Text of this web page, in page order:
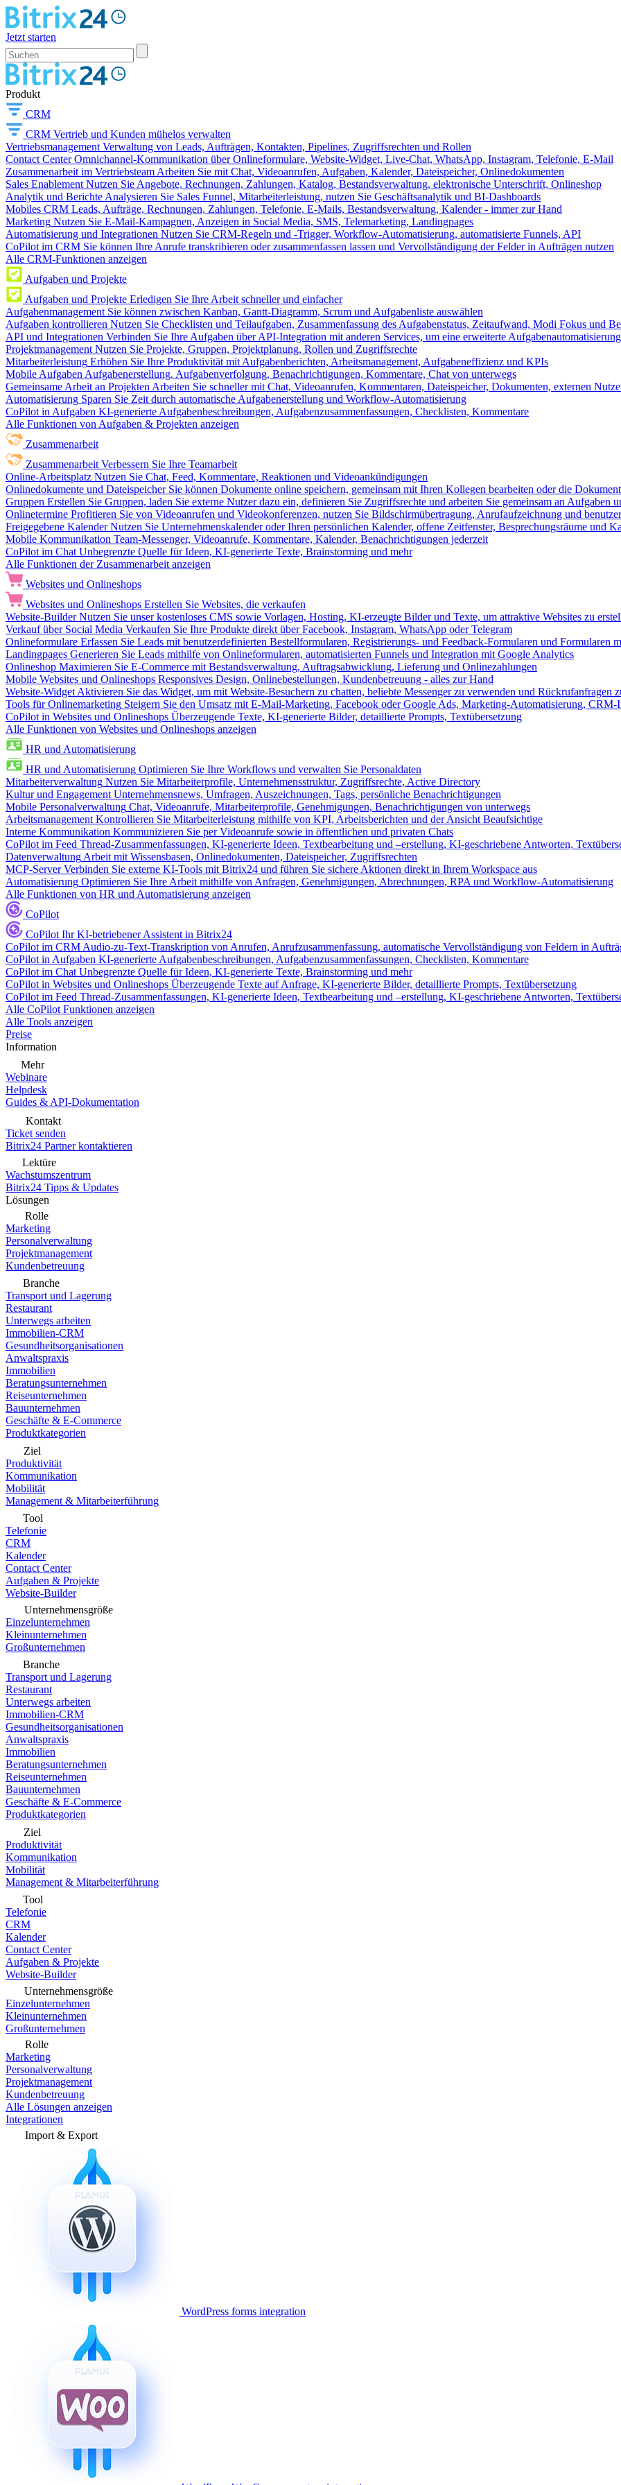
Jetzt starten
Produkt
CRM
CRM Vertrieb und Kunden mühelos verwalten
Vertriebsmanagement Verwaltung von Leads, Aufträgen, Kontakten, Pipelines, Zugriffsrechten und Rollen
Contact Center Omnichannel-Kommunikation über Onlineformulare, Website-Widget, Live-Chat, WhatsApp, Instagram, Telefonie, E-Mail
Zusammenarbeit im Vertriebsteam Arbeiten Sie mit Chat, Videoanrufen, Aufgaben, Kalender, Dateispeicher, Onlinedokumenten
Sales Enablement Nutzen Sie Angebote, Rechnungen, Zahlungen, Katalog, Bestandsverwaltung, elektronische Unterschrift, Onlineshop
Analytik und Berichte Analysieren Sie Sales Funnel, Mitarbeiterleistung, nutzen Sie Geschäftsanalytik und BI-Dashboards
Mobiles CRM Leads, Aufträge, Rechnungen, Zahlungen, Telefonie, E-Mails, Bestandsverwaltung, Kalender - immer zur Hand
Marketing Nutzen Sie E-Mail-Kampagnen, Anzeigen in Social Media, SMS, Telemarketing, Landingpages
Automatisierung und Integrationen Nutzen Sie CRM-Regeln und -Trigger, Workflow-Automatisierung, automatisierte Funnels, API
CoPilot im CRM Sie können Ihre Anrufe transkribieren oder zusammenfassen lassen und Vervollständigung der Felder in Aufträgen nutzen
Alle CRM-Funktionen anzeigen
Aufgaben und Projekte
Aufgaben und Projekte Erledigen Sie Ihre Arbeit schneller und einfacher
Aufgabenmanagement Sie können zwischen Kanban, Gantt-Diagramm, Scrum und Aufgabenliste auswählen
Aufgaben kontrollieren Nutzen Sie Checklisten und Teilaufgaben, Zusammenfassung des Aufgabenstatus, Zeitaufwand, Modi Fokus und
API und Integrationen Verbinden Sie Ihre Aufgaben über API-Integration mit anderen Services, um eine erweiterte
Projektmanagement Nutzen Sie Projekte, Gruppen, Projektplanung, Rollen und Zugriffsrechte
Mitarbeiterleistung Erhöhen Sie Ihre Produktivität mit Aufgabenberichten, Arbeitsmanagement, Aufgabeneffizienz und KPIs
Mobile Aufgaben Aufgabenerstellung, Aufgabenverfolgung, Benachrichtigungen, Kommentare, Chat von unterwegs
Gemeinsame Arbeit an Projekten Arbeiten Sie schneller mit Chat, Videoanrufen, Kommentaren, Dateispeicher, Dokumenten, externen
Automatisierung Sparen Sie Zeit durch automatische Aufgabenerstellung und Workflow-Automatisierung
CoPilot in Aufgaben KI-generierte Aufgabenbeschreibungen, Aufgabenzusammenfassungen, Checklisten, Kommentare
Alle Funktionen von Aufgaben & Projekten anzeigen
Zusammenarbeit
Zusammenarbeit Verbessern Sie Ihre Teamarbeit
Online-Arbeitsplatz Nutzen Sie Chat, Feed, Kommentare, Reaktionen und Videoankündigungen
Onlinedokumente und Dateispeicher Sie können Dokumente online speichern, gemeinsam mit Ihren Kollegen bearbeiten oder die
Gruppen Erstellen Sie Gruppen, laden Sie externe Nutzer dazu ein, definieren Sie Zugriffsrechte und arbeiten Sie gemeinsam an Aufgaben
Onlinetermine Profitieren Sie von Videoanrufen und Videokonferenzen, nutzen Sie Bildschirmübertragung, Anrufaufzeichnung und
Freigegebene Kalender Nutzen Sie Unternehmenskalender oder Ihren persönlichen Kalender, offene Zeitfenster, Besprechungsräume und
Mobile Kommunikation Team-Messenger, Videoanrufe, Kommentare, Kalender, Benachrichtigungen jederzeit
CoPilot im Chat Unbegrenzte Quelle für Ideen, KI-generierte Texte, Brainstorming und mehr
Alle Funktionen der Zusammenarbeit anzeigen
Websites und Onlineshops
Websites und Onlineshops Erstellen Sie Websites, die verkaufen
Website-Builder Nutzen Sie unser kostenloses CMS sowie Vorlagen, Hosting, KI-erzeugte Bilder und Texte, um attraktive Websites zu
Verkauf über Social Media Verkaufen Sie Ihre Produkte direkt über Facebook, Instagram, WhatsApp oder Telegram
Onlineformulare Erfassen Sie Leads mit benutzerdefinierten Bestellformularen, Registrierungs- und Feedback-Formularen und Formularen
Landingpages Generieren Sie Leads mithilfe von Onlineformularen, automatisierten Funnels und Integration mit Google Analytics
Onlineshop Maximieren Sie E-Commerce mit Bestandsverwaltung, Auftragsabwicklung, Lieferung und Onlinezahlungen
Mobile Websites und Onlineshops Responsives Design, Onlinebestellungen, Kundenbetreuung - alles zur Hand
Website-Widget Aktivieren Sie das Widget, um mit Website-Besuchern zu chatten, beliebte Messenger zu verwenden und Rückrufanfragen
Tools für Onlinemarketing Steigern Sie den Umsatz mit E-Mail-Marketing, Facebook oder Google Ads, Marketing-Automatisierung, CRM-
CoPilot in Websites und Onlineshops Überzeugende Texte, KI-generierte Bilder, detaillierte Prompts, Textübersetzung
Alle Funktionen von Websites und Onlineshops anzeigen
HR und Automatisierung
HR und Automatisierung Optimieren Sie Ihre Workflows und verwalten Sie Personaldaten
Mitarbeiterverwaltung Nutzen Sie Mitarbeiterprofile, Unternehmensstruktur, Zugriffsrechte, Active Directory
Kultur und Engagement Unternehmensnews, Umfragen, Auszeichnungen, Tags, persönliche Benachrichtigungen
Mobile Personalverwaltung Chat, Videoanrufe, Mitarbeiterprofile, Genehmigungen, Benachrichtigungen von unterwegs
Arbeitsmanagement Kontrollieren Sie Mitarbeiterleistung mithilfe von KPI, Arbeitsberichten und der Ansicht Beaufsichtige
Interne Kommunikation Kommunizieren Sie per Videoanrufe sowie in öffentlichen und privaten Chats
CoPilot im Feed Thread-Zusammenfassungen, KI-generierte Ideen, Textbearbeitung und –erstellung, KI-geschriebene Antworten,
Datenverwaltung Arbeit mit Wissensbasen, Onlinedokumenten, Dateispeicher, Zugriffsrechten
MCP-Server Verbinden Sie externe KI-Tools mit Bitrix24 und führen Sie sichere Aktionen direkt in Ihrem Workspace aus
Automatisierung Optimieren Sie Ihre Arbeit mithilfe von Anfragen, Genehmigungen, Abrechnungen, RPA und Workflow-Automatisierung
Alle Funktionen von HR und Automatisierung anzeigen
CoPilot
CoPilot Ihr KI-betriebener Assistent in Bitrix24
CoPilot im CRM Audio-zu-Text-Transkription von Anrufen, Anrufzusammenfassung, automatische Vervollständigung von Feldern in
CoPilot in Aufgaben KI-generierte Aufgabenbeschreibungen, Aufgabenzusammenfassungen, Checklisten, Kommentare
CoPilot im Chat Unbegrenzte Quelle für Ideen, KI-generierte Texte, Brainstorming und mehr
CoPilot in Websites und Onlineshops Überzeugende Texte auf Anfrage, KI-generierte Bilder, detaillierte Prompts, Textübersetzung
CoPilot im Feed Thread-Zusammenfassungen, KI-generierte Ideen, Textbearbeitung und –erstellung, KI-geschriebene Antworten,
Alle CoPilot Funktionen anzeigen
Alle Tools anzeigen
Preise
Information
Mehr
Webinare
Helpdesk
Guides & API-Dokumentation
Kontakt
Ticket senden
Bitrix24 Partner kontaktieren
Lektüre
Wachstumszentrum
Bitrix24 Tipps & Updates
Lösungen
Rolle
Marketing
Personalverwaltung
Projektmanagement
Kundenbetreuung
Branche
Transport und Lagerung
Restaurant
Unterwegs arbeiten
Immobilien-CRM
Gesundheitsorganisationen
Anwaltspraxis
Immobilien
Beratungsunternehmen
Reiseunternehmen
Bauunternehmen
Geschäfte & E-Commerce
Produktkategorien
Ziel
Produktivität
Kommunikation
Mobilität
Management & Mitarbeiterführung
Tool
Telefonie
CRM
Kalender
Contact Center
Aufgaben & Projekte
Website-Builder
Unternehmensgröße
Einzelunternehmen
Kleinunternehmen
Großunternehmen
Branche
Transport und Lagerung
Restaurant
Unterwegs arbeiten
Immobilien-CRM
Gesundheitsorganisationen
Anwaltspraxis
Immobilien
Beratungsunternehmen
Reiseunternehmen
Bauunternehmen
Geschäfte & E-Commerce
Produktkategorien
Ziel
Produktivität
Kommunikation
Mobilität
Management & Mitarbeiterführung
Tool
Telefonie
CRM
Kalender
Contact Center
Aufgaben & Projekte
Website-Builder
Unternehmensgröße
Einzelunternehmen
Kleinunternehmen
Großunternehmen
Rolle
Marketing
Personalverwaltung
Projektmanagement
Kundenbetreuung
Alle Lösungen anzeigen
Integrationen
Import & Export
WordPress forms integration